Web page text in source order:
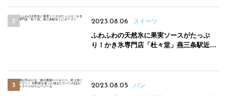
2023.08.06 スイーツ
ふわふわの天然氷に果実ソースがたっぷ
り！かき氷専門店「杜々堂」燕三条駅近く
2023.08.05 パン